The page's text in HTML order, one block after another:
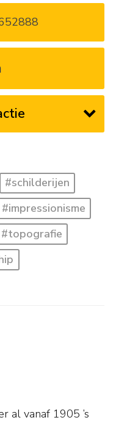
#schilderijen
#impressionisme
#topografie